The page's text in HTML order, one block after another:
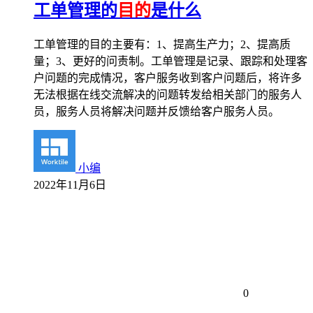
工单管理的 目的是什么
工单管理的目的主要有：1、提高生产力；2、提高质
量；3、更好的问责制。工单管理是记录、跟踪和处理客
户问题的完成情况，客户服务收到客户问题后，将许多
无法根据在线交流解决的问题转发给相关部门的服务人
员，服务人员将解决问题并反馈给客户服务人员。
小编
2022年11月6日
0